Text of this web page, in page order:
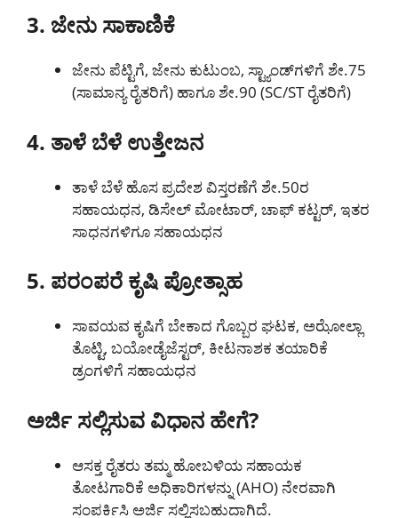
3. ಜೇನು ಸಾಕಾಣಿಕೆ
ಜೇನು ಪೆಟ್ಟಿಗೆ, ಜೇನು ಕುಟುಂಬ, ಸ್ಟ್ಯಾಂಡ್‌ಗಳಿಗೆ ಶೇ.75
(ಸಾಮಾನ್ಯ ರೈತರಿಗೆ) ಹಾಗೂ ಶೇ.90 (SC/ST ರೈತರಿಗೆ)
4. ತಾಳೆ ಬೆಳೆ ಉತ್ತೇಜನ
ತಾಳೆ ಬೆಳೆ ಹೊಸ ಪ್ರದೇಶ ವಿಸ್ತರಣೆಗೆ ಶೇ.50ರ
ಸಹಾಯಧನ, ಡಿಸೇಲ್ ಮೋಟಾರ್, ಚಾಫ್ ಕಟ್ಟರ್, ಇತರ
ಸಾಧನಗಳಿಗೂ ಸಹಾಯಧನ
5. ಪರಂಪರೆ ಕೃಷಿ ಪ್ರೋತ್ಸಾಹ
ಸಾವಯವ ಕೃಷಿಗೆ ಬೇಕಾದ ಗೊಬ್ಬರ ಘಟಕ, ಅಝೋಲ್ಲಾ
ತೊಟ್ಟಿ, ಬಯೋಡೈಜೆಸ್ಟರ್, ಕೀಟನಾಶಕ ತಯಾರಿಕೆ
ಡ್ರಂ‌ಗಳಿಗೆ ಸಹಾಯಧನ
ಅರ್ಜಿ ಸಲ್ಲಿಸುವ ವಿಧಾನ ಹೇಗೆ?
ಆಸಕ್ತ ರೈತರು ತಮ್ಮ ಹೋಬಳಿಯ ಸಹಾಯಕ
ತೋಟಗಾರಿಕೆ ಅಧಿಕಾರಿಗಳನ್ನು (AHO) ನೇರವಾಗಿ
ಸಂಪರ್ಕಿಸಿ ಅರ್ಜಿ ಸಲ್ಲಿಸಬಹುದಾಗಿದೆ.